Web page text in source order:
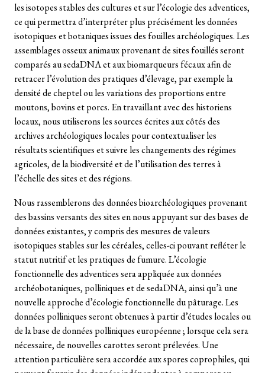
les isotopes stables des cultures et sur l’écologie des adventices,
ce qui permettra d’interpréter plus précisément les données
isotopiques et botaniques issues des fouilles archéologiques. Les
assemblages osseux animaux provenant de sites fouillés seront
comparés au sedaDNA et aux biomarqueurs fécaux afin de
retracer l’évolution des pratiques d’élevage, par exemple la
densité de cheptel ou les variations des proportions entre
moutons, bovins et porcs. En travaillant avec des historiens
locaux, nous utiliserons les sources écrites aux côtés des
archives archéologiques locales pour contextualiser les
résultats scientifiques et suivre les changements des régimes
agricoles, de la biodiversité et de l’utilisation des terres à
l’échelle des sites et des régions.
Nous rassemblerons des données bioarchéologiques provenant
des bassins versants des sites en nous appuyant sur des bases de
données existantes, y compris des mesures de valeurs
isotopiques stables sur les céréales, celles-ci pouvant refléter le
statut nutritif et les pratiques de fumure. L’écologie
fonctionnelle des adventices sera appliquée aux données
archéobotaniques, polliniques et de sedaDNA, ainsi qu’à une
nouvelle approche d’écologie fonctionnelle du pâturage. Les
données polliniques seront obtenues à partir d’études locales ou
de la base de données polliniques européenne ; lorsque cela sera
nécessaire, de nouvelles carottes seront prélevées. Une
attention particulière sera accordée aux spores coprophiles, qui